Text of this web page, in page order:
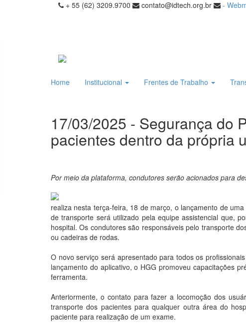
+ 55 (62) 3209.9700 contato@idtech.org.br -
Home Institucional Frentes de Trabalho
17/03/2025 - Segurança do
pacientes dentro da própria
Por meio da plataforma, condutores serão acionados para
realiza nesta terça-feira, 18 de março, o lançamento de
de transporte será utilizado pela equipe assistencial que,
hospital. Os condutores são responsáveis pelo transporte
ou cadeiras de rodas.
O novo serviço será apresentado para todos os
lançamento do aplicativo, o HGG promoveu capacitações
ferramenta.
Anteriormente, o contato para fazer a locomoção dos
transporte dos pacientes para qualquer outra área do
paciente para realização de um exame.